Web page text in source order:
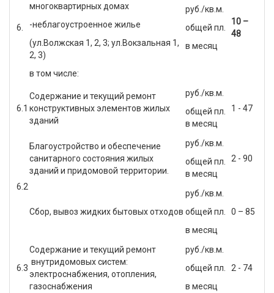
6.
многоквартирных домах
-неблагоустроенное жилье
(ул.Волжская 1, 2, 3; ул.Вокзальная 1,
2, 3)
в том числе:
руб./кв.м.
общей пл.
в месяц
10 –
48
6.1
Содержание и текущий ремонт
конструктивных элементов жилых
зданий
руб./кв.м.
общей пл.
в месяц
1 - 47
6.2
Благоустройство и обеспечение
санитарного состояния жилых
зданий и придомовой территории.
руб./кв.м.
общей пл.
в месяц
2 - 90
Сбор, вывоз жидких бытовых отходов
руб./кв.м.
общей пл.
в месяц
0 – 85
6.3
Содержание и текущий ремонт
внутридомовых систем:
электроснабжения, отопления,
газоснабжения
руб./кв.м.
общей пл.
в месяц
2 - 74